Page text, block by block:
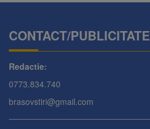
CONTACT/PUBLICITATE
Redactie:
0773.834.740
brasovstiri@gmail.com